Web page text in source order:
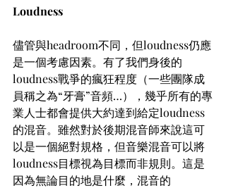
Loudness
儘管與headroom不同，但loudness仍應
是一個考慮因素。有了我們身後的
loudness戰爭的瘋狂程度（一些團隊成
員稱之為“牙膏”音頻…），幾乎所有的專
業人士都會提供大約達到給定loudness
的混音。雖然對於後期混音師來說這可
以是一個絕對規格，但音樂混音可以將
loudness目標視為目標而非規則。這是
因為無論目的地是什麼，混音的